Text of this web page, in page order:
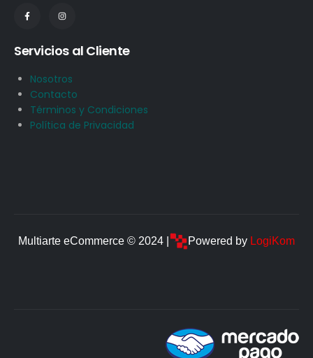
Servicios al Cliente
Nosotros
Contacto
Términos y Condiciones
Política de Privacidad
Multiarte eCommerce © 2024 | Powered by LogiKom